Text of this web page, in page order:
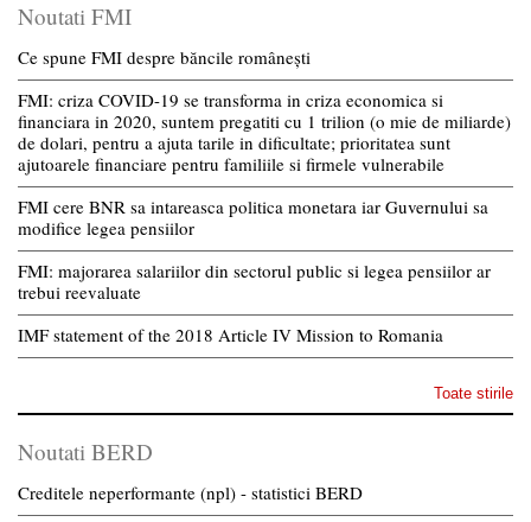
Noutati FMI
Ce spune FMI despre băncile românești
FMI: criza COVID-19 se transforma in criza economica si
financiara in 2020, suntem pregatiti cu 1 trilion (o mie de miliarde)
de dolari, pentru a ajuta tarile in dificultate; prioritatea sunt
ajutoarele financiare pentru familiile si firmele vulnerabile
FMI cere BNR sa intareasca politica monetara iar Guvernului sa
modifice legea pensiilor
FMI: majorarea salariilor din sectorul public si legea pensiilor ar
trebui reevaluate
IMF statement of the 2018 Article IV Mission to Romania
Toate stirile
Noutati BERD
Creditele neperformante (npl) - statistici BERD